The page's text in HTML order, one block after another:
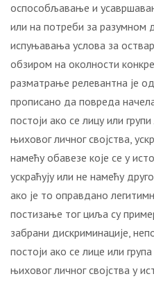
оспособљавање и
или на потреби за разумном
испуњавања услова за
обзиром на околности
разматрање релевантна је
прописано да повреда
постоји ако се лицу или
њиховог личног својства,
намећу обавезе које се у
ускраћују или не намећу
ако је то оправдано
постизање тог циља су
забрани дискриминације,
постоји ако се лице или
њиховог личног својства у